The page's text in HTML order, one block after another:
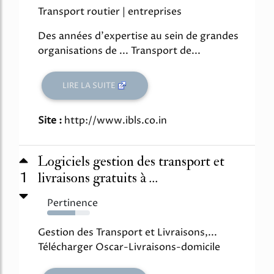
Transport routier | entreprises
Des années d'expertise au sein de grandes
organisations de ... Transport de...
LIRE LA SUITE
Site : http://www.ibls.co.in
1
Logiciels gestion des transport et
livraisons gratuits à ...
Pertinence
66%
Gestion des Transport et Livraisons,...
Télécharger Oscar-Livraisons-domicile